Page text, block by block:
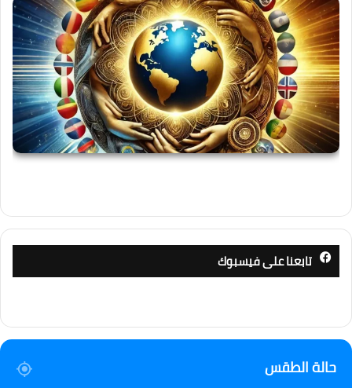
تابعنا على فيسبوك
حالة الطقس